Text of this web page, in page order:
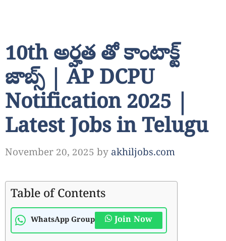
10th అర్హత తో కాంటాక్ట్
జాబ్స్ | AP DCPU
Notification 2025 |
Latest Jobs in Telugu
November 20, 2025 by akhiljobs.com
Table of Contents
WhatsApp Group Join Now